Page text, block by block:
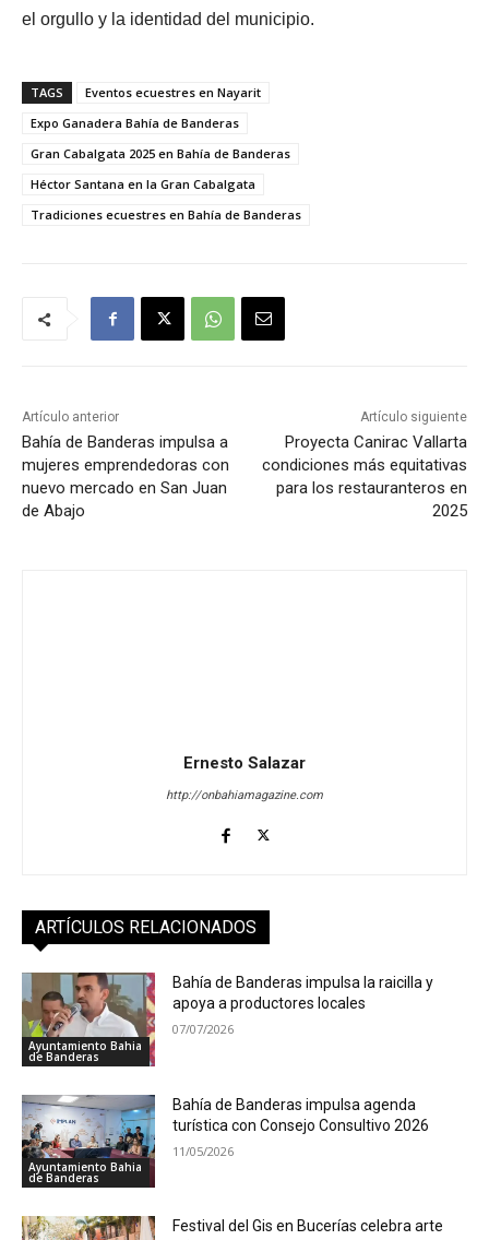
el orgullo y la identidad del municipio.
TAGS
Eventos ecuestres en Nayarit
Expo Ganadera Bahía de Banderas
Gran Cabalgata 2025 en Bahía de Banderas
Héctor Santana en la Gran Cabalgata
Tradiciones ecuestres en Bahía de Banderas
Artículo anterior
Bahía de Banderas impulsa a
mujeres emprendedoras con
nuevo mercado en San Juan
de Abajo
Artículo siguiente
Proyecta Canirac Vallarta
condiciones más equitativas
para los restauranteros en
2025
Ernesto Salazar
http://onbahiamagazine.com
ARTÍCULOS RELACIONADOS
Ayuntamiento Bahia
de Banderas
Bahía de Banderas impulsa la raicilla y
apoya a productores locales
07/07/2026
Ayuntamiento Bahia
de Banderas
Bahía de Banderas impulsa agenda
turística con Consejo Consultivo 2026
11/05/2026
Festival del Gis en Bucerías celebra arte